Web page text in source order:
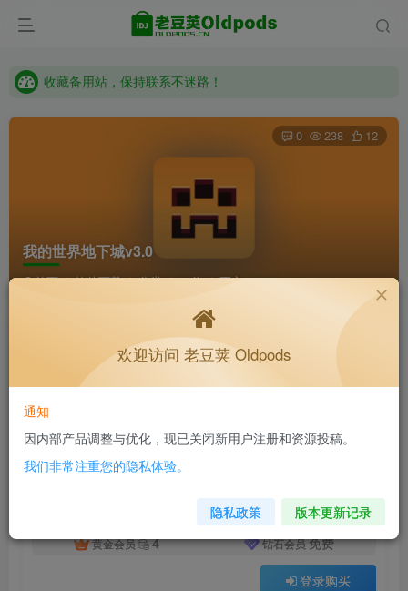
收藏备用站，保持联系不迷路！
收藏备用站，保持联系不迷路！
老豆荚 Oldpods版本：v10.3.0 泡芙
我的世界地下城v3.0
首页 软件下载 分类 32位 正文
0 238 12
1个月前更新
我的世界地下城v3.0
此内容为付费资源，请付费后查看
8积分
黄金会员 4 钻石会员免费
登录购买
付费资源
欢迎访问 老豆荚 Oldpods
通知
因内部产品调整与优化，现已关闭新用户注册和资源投稿。
我们非常注重您的隐私体验。
隐私政策 版本更新记录